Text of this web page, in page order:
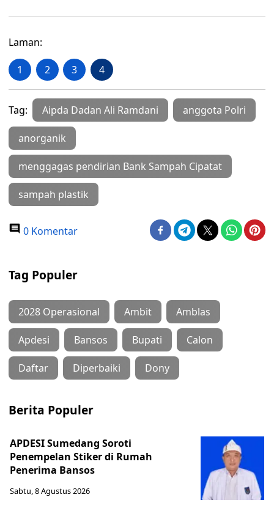
Laman:
1 2 3 4
Tag: Aipda Dadan Ali Ramdani anggota Polri
anorganik
menggagas pendirian Bank Sampah Cipatat
sampah plastik
0 Komentar
Tag Populer
2028 Operasional Ambit Amblas
Apdesi Bansos Bupati Calon
Daftar Diperbaiki Dony
Berita Populer
APDESI Sumedang Soroti
Penempelan Stiker di Rumah
Penerima Bansos
Sabtu, 8 Agustus 2026